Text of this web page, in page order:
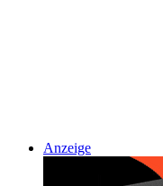
Anzeige